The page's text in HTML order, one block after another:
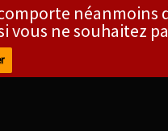
néanmoins
vous ne souhaitez